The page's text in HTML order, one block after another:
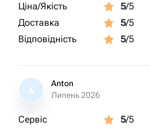
Ціна/Якість
5/5
Доставка
5/5
Відповідність
5/5
A
Anton
Липень 2026
Сервіс 5/5